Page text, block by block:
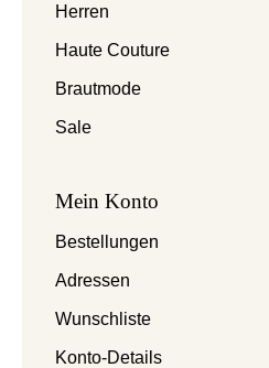
Herren
Haute Couture
Brautmode
Sale
Mein Konto
Bestellungen
Adressen
Wunschliste
Konto-Details